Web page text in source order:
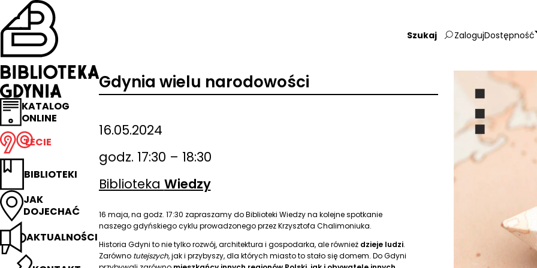
Przejdź
na
stronę
główną
Biblioteka
Gdynia
KATALOG
ONLINE
LECIE
BIBLIOTEKI
JAK
DOJECHAĆ
AKTUALNOŚCI
Wpisz
frazę:
ZalogujDostępność
Gdynia wielu narodowości
16.05.2024
godz. 17:30 – 18:30
Biblioteka Wiedzy
16 maja, na godz. 17:30 zapraszamy do Biblioteki Wiedzy na kolejne spotkanie
naszego gdyńskiego cyklu prowadzonego przez Krzysztofa Chalimoniuka.
Historia Gdyni to nie tylko rozwój, architektura i gospodarka, ale również dzieje ludzi.
Zarówno tutejszych, jak i przybyszy, dla których miasto to stało się domem. Do Gdyni